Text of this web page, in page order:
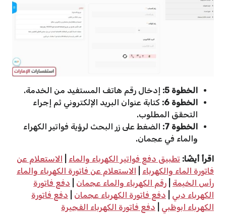
الخطوة 5:
إدخال رقم هاتف المستفيد من الخدمة.
الخطوة 6:
كتابة عنوان البريد الإلكتروني ثم إجراء
التحقق المطلوب.
الخطوة 7:
الضغط على زر البحث لرؤية فواتير الكهراء
والماء في عجمان.
اقرأ أيضًا: تطبيق دفع فواتير الكهرباء والماء
الاستعلام عن
فاتورة الماء والكهرباء
الاستعلام عن فاتورة الكهرباء والماء
رأس الخيمة
رقم الكهرباء والماء عجمان
دفع فاتورة
الكهرباء دبي
دفع فاتورة الكهرباء عجمان
دفع فاتورة
الكهرباء ابوظبي
دفع فاتورة الكهرباء الفجيرة